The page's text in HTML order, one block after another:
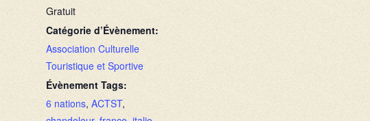
Gratuit
Catégorie d’Évènement:
Association Culturelle
Touristique et Sportive
Évènement Tags:
6 nations,ACTST,